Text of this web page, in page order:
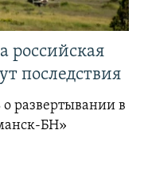
российская
последствия
о развертывании в
БН»